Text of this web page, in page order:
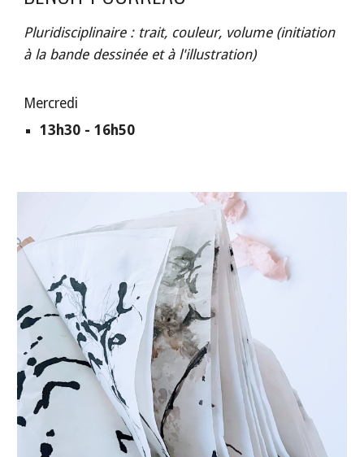
Pluridisciplinaire : trait, couleur, volume (initiation
à la bande dessinée et à l'illustration)
Mercredi
13h30 - 16h50